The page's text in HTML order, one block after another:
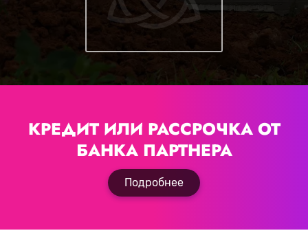
КРЕДИТ ИЛИ РАССРОЧКА ОТ
БАНКА ПАРТНЕРА
Подробнее